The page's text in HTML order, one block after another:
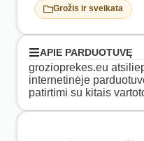
Grožis ir sveikata
APIE PARDUOTUVĘ
grozioprekes.eu
internetinėje
patirtimi su kitais